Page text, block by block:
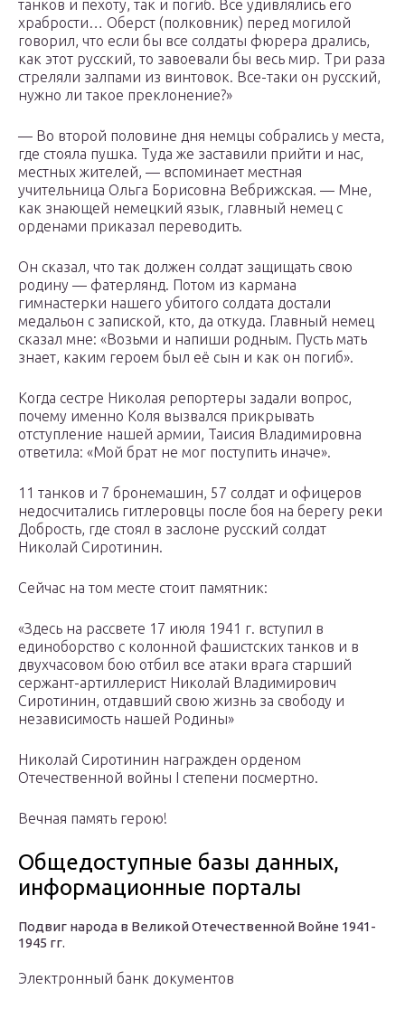
танков и пехоту, так и погиб. Все удивлялись его
храбрости… Оберст (полковник) перед могилой
говорил, что если бы все солдаты фюрера дрались,
как этот русский, то завоевали бы весь мир. Три раза
стреляли залпами из винтовок. Все-таки он русский,
нужно ли такое преклонение?»
— Во второй половине дня немцы собрались у места,
где стояла пушка. Туда же заставили прийти и нас,
местных жителей, — вспоминает местная
учительница Ольга Борисовна Вебрижская. — Мне,
как знающей немецкий язык, главный немец с
орденами приказал переводить.
Он сказал, что так должен солдат защищать свою
родину — фатерлянд. Потом из кармана
гимнастерки нашего убитого солдата достали
медальон с запиской, кто, да откуда. Главный немец
сказал мне: «Возьми и напиши родным. Пусть мать
знает, каким героем был её сын и как он погиб».
Когда сестре Николая репортеры задали вопрос,
почему именно Коля вызвался прикрывать
отступление нашей армии, Таисия Владимировна
ответила: «Мой брат не мог поступить иначе».
11 танков и 7 бронемашин, 57 солдат и офицеров
недосчитались гитлеровцы после боя на берегу реки
Добрость, где стоял в заслоне русский солдат
Николай Сиротинин.
Сейчас на том месте стоит памятник:
«Здесь на рассвете 17 июля 1941 г. вступил в
единоборство с колонной фашистских танков и в
двухчасовом бою отбил все атаки врага старший
сержант-артиллерист Николай Владимирович
Сиротинин, отдавший свою жизнь за свободу и
независимость нашей Родины»
Николай Сиротинин награжден орденом
Отечественной войны I степени посмертно.
Вечная память герою!
Общедоступные базы данных,
информационные порталы
Подвиг народа в Великой Отечественной Войне 1941-
1945 гг.
Электронный банк документов